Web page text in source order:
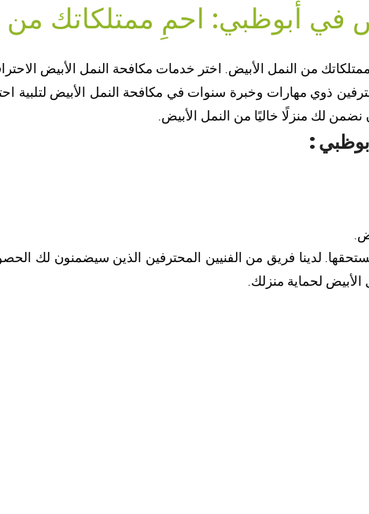
في أبوظبي: احمِ ممتلكاتك من
من النمل الأبيض. اختر خدمات مكافحة النمل الأبيض
ذوي مهارات وخبرة سنوات في مكافحة النمل الأبيض لتلبية
نضمن لك منزلًا خاليًا من النمل الأبيض.
:
لدينا فريق من الفنيين المحترفين الذين سيضمنون لك
لحماية منزلك.